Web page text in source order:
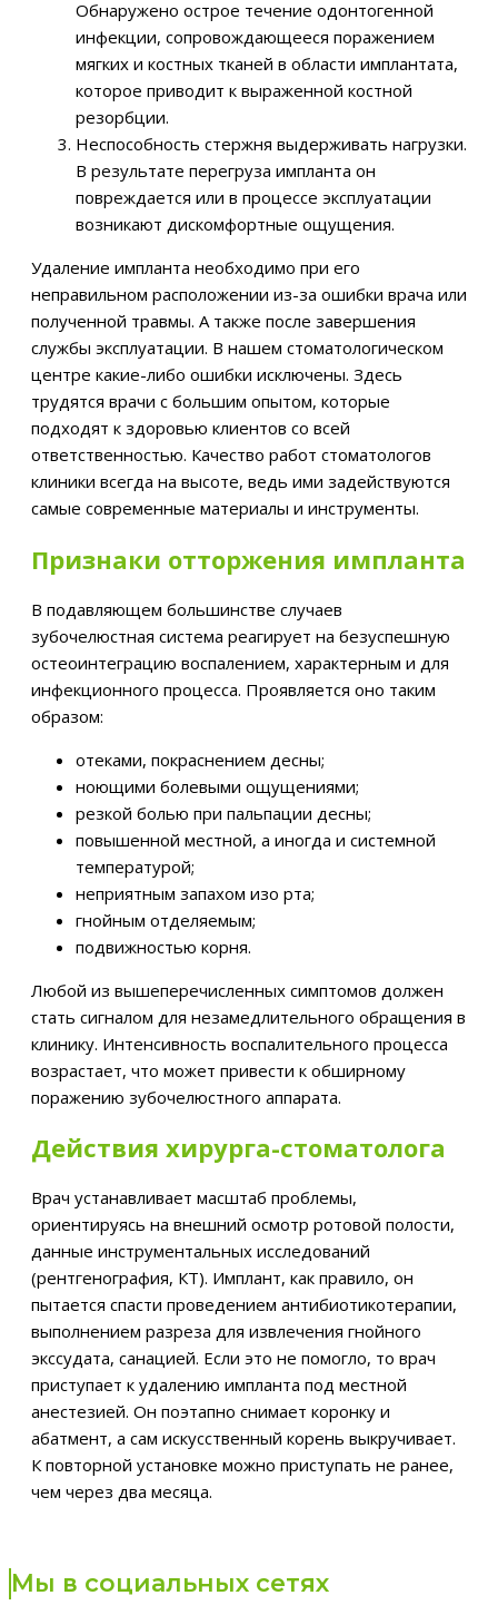
Обнаружено острое течение одонтогенной
инфекции, сопровождающееся поражением
мягких и костных тканей в области имплантата,
которое приводит к выраженной костной
резорбции.
Неспособность стержня выдерживать нагрузки.
В результате перегруза импланта он
повреждается или в процессе эксплуатации
возникают дискомфортные ощущения.
Удаление импланта необходимо при его
неправильном расположении из-за ошибки врача или
полученной травмы. А также после завершения
службы эксплуатации. В нашем стоматологическом
центре какие-либо ошибки исключены. Здесь
трудятся врачи с большим опытом, которые
подходят к здоровью клиентов со всей
ответственностью. Качество работ стоматологов
клиники всегда на высоте, ведь ими задействуются
самые современные материалы и инструменты.
Признаки отторжения импланта
В подавляющем большинстве случаев
зубочелюстная система реагирует на безуспешную
остеоинтеграцию воспалением, характерным и для
инфекционного процесса. Проявляется оно таким
образом:
отеками, покраснением десны;
ноющими болевыми ощущениями;
резкой болью при пальпации десны;
повышенной местной, а иногда и системной
температурой;
неприятным запахом изо рта;
гнойным отделяемым;
подвижностью корня.
Любой из вышеперечисленных симптомов должен
стать сигналом для незамедлительного обращения в
клинику. Интенсивность воспалительного процесса
возрастает, что может привести к обширному
поражению зубочелюстного аппарата.
Действия хирурга-стоматолога
Врач устанавливает масштаб проблемы,
ориентируясь на внешний осмотр ротовой полости,
данные инструментальных исследований
(рентгенография, КТ). Имплант, как правило, он
пытается спасти проведением антибиотикотерапии,
выполнением разреза для извлечения гнойного
экссудата, санацией. Если это не помогло, то врач
приступает к удалению импланта под местной
анестезией. Он поэтапно снимает коронку и
абатмент, а сам искусственный корень выкручивает.
К повторной установке можно приступать не ранее,
чем через два месяца.
Мы в социальных сетях